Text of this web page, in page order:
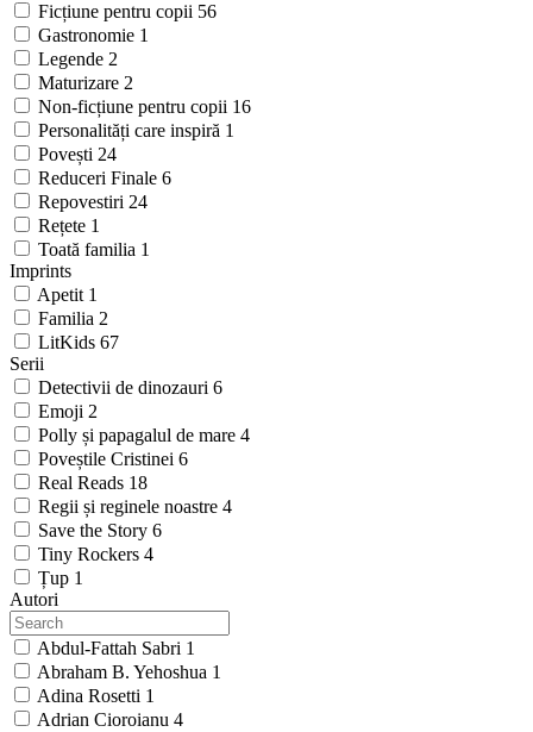
Ficțiune pentru copii 56
Gastronomie 1
Legende 2
Maturizare 2
Non-ficțiune pentru copii 16
Personalități care inspiră 1
Povești 24
Reduceri Finale 6
Repovestiri 24
Rețete 1
Toată familia 1
Imprints
Apetit 1
Familia 2
LitKids 67
Serii
Detectivii de dinozauri 6
Emoji 2
Polly și papagalul de mare 4
Poveștile Cristinei 6
Real Reads 18
Regii și reginele noastre 4
Save the Story 6
Tiny Rockers 4
Țup 1
Autori
Abdul-Fattah Sabri 1
Abraham B. Yehoshua 1
Adina Rosetti 1
Adrian Cioroianu 4